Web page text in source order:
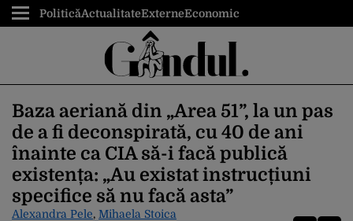
PoliticăActualitateExterneEconomic
Baza aeriană din „Area 51”, la un pas
de a fi deconspirată, cu 40 de ani
înainte ca CIA să-i facă publică
existența: „Au existat instrucțiuni
specifice să nu facă asta”
Alexandra Pele, Mihaela Stoica